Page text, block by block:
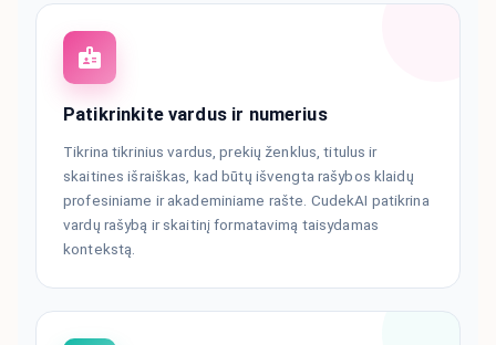
Patikrinkite vardus ir numerius
Tikrina tikrinius vardus, prekių ženklus, titulus ir
skaitines išraiškas, kad būtų išvengta rašybos klaidų
profesiniame ir akademiniame rašte. CudekAI patikrina
vardų rašybą ir skaitinį formatavimą taisydamas
kontekstą.